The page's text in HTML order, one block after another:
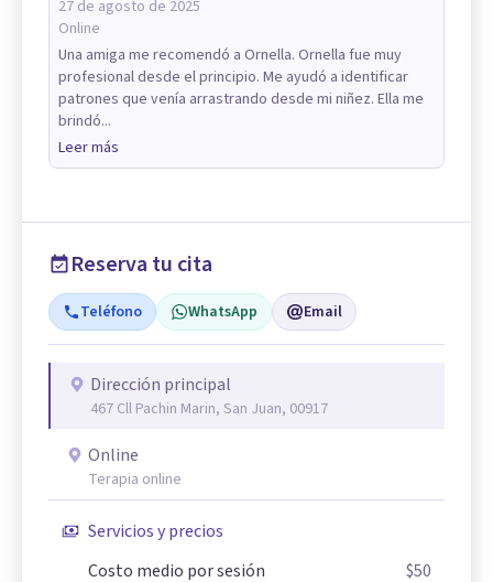
27 de agosto de 2025
Online
Una amiga me recomendó a Ornella. Ornella fue muy
profesional desde el principio. Me ayudó a identificar
patrones que venía arrastrando desde mi niñez. Ella me
brindó...
Leer más
Reserva tu cita
Teléfono WhatsApp Email
Dirección principal
467 Cll Pachin Marin, San Juan, 00917
Online
Terapia online
Servicios y precios
Costo medio por sesión
$50